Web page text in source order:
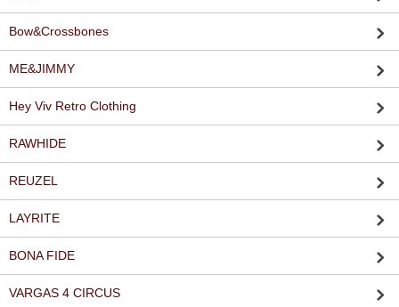
Bow&Crossbones
ME&JIMMY
Hey Viv Retro Clothing
RAWHIDE
REUZEL
LAYRITE
BONA FIDE
VARGAS 4 CIRCUS